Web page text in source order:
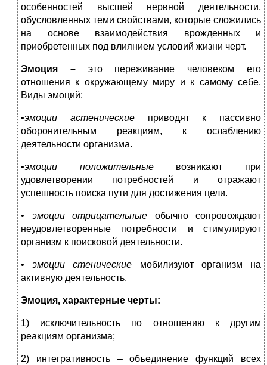
особенностей высшей нервной деятельности,
обусловленных теми свойствами, которые сложились
на основе взаимодействия врожденных и
приобретенных под влиянием условий жизни черт.
Эмоция – это переживание человеком его
отношения к окружающему миру и к самому себе.
Виды эмоций:
•эмоции астенические приводят к пассивно
оборонительным реакциям, к ослаблению
деятельности организма.
•эмоции положительные возникают при
удовлетворении потребностей и отражают
успешность поиска пути для достижения цели.
• эмоции отрицательные обычно сопровождают
неудовлетворенные потребности и стимулируют
организм к поисковой деятельности.
•эмоции стенические
мобилизуют организм на
активную деятельность.
Эмоция, характерные черты:
1) исключительность по отношению к другим
реакциям организма;
2) интегративность – объединение функций всех